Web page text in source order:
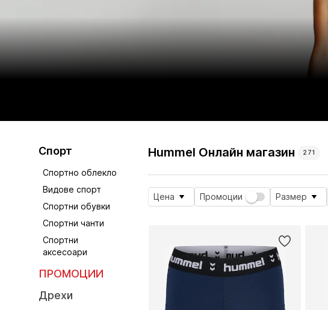
Спорт
Спортно облекло
Видове спорт
Спортни обувки
Спортни чанти
Спортни
аксесоари
ПРОМОЦИИ
Дрехи
Hummel Онлайн магазин 271
Цена Промоции Размер